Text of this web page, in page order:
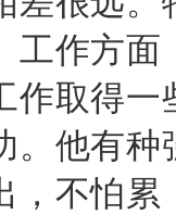
作方面
作取得一
。他有种
，不怕累